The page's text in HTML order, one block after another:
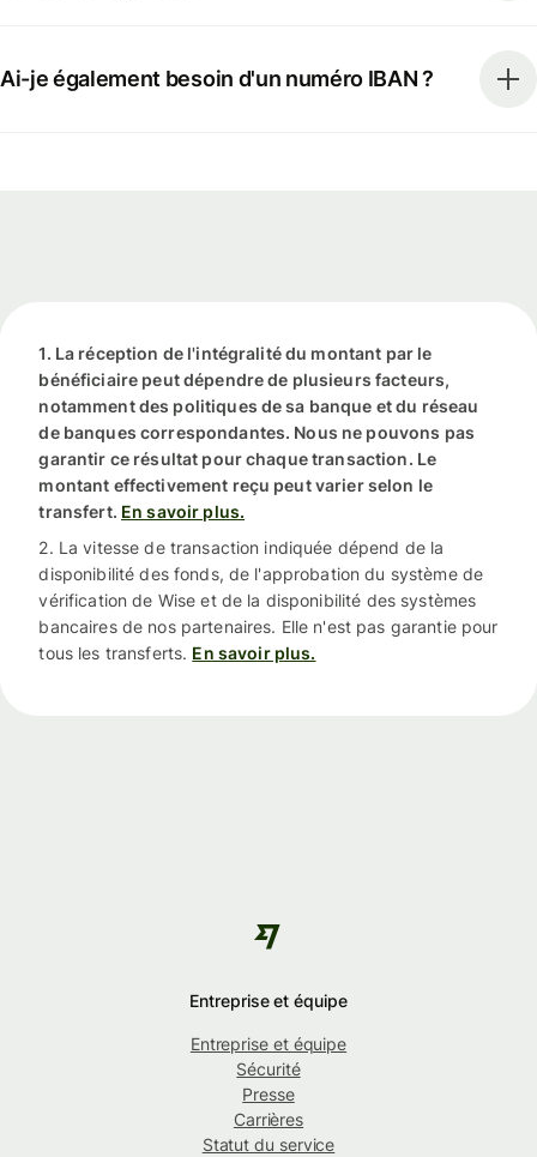
Ai-je également besoin d'un numéro IBAN ?
1. La réception de l'intégralité du montant par le
bénéficiaire peut dépendre de plusieurs facteurs,
notamment des politiques de sa banque et du réseau
de banques correspondantes. Nous ne pouvons pas
garantir ce résultat pour chaque transaction. Le
montant effectivement reçu peut varier selon le
transfert. En savoir plus.
2. La vitesse de transaction indiquée dépend de la
disponibilité des fonds, de l'approbation du système de
vérification de Wise et de la disponibilité des systèmes
bancaires de nos partenaires. Elle n'est pas garantie pour
tous les transferts. En savoir plus.
Entreprise et équipe
Entreprise et équipe
Sécurité
Presse
Carrières
Statut du service